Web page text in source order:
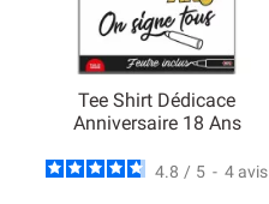
Tee Shirt Dédicace
Anniversaire 18 Ans
4.8 / 5 - 4 avis